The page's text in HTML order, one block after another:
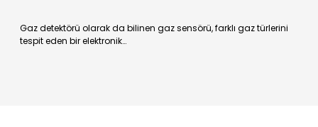
Gaz detektörü olarak da bilinen gaz sensörü, farklı gaz türlerini
tespit eden bir elektronik…